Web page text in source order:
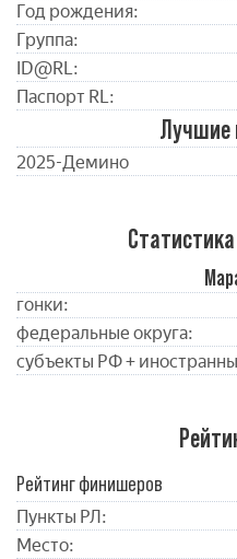
Год рождения:
Группа:
ID@RL:
Паспорт RL:
Лучшие
2025-Демино
гонки:
федеральные округа:
субъекты РФ +
Рейтинг финишеров
Пункты РЛ:
Место: